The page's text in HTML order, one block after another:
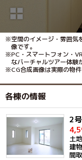
※空間のイメージ・雰囲気
像です。
※PC・スマートフォン・
なバーチャルツアー体験
※CG合成画像は実際の物件
各棟の情報
2
土
建
間